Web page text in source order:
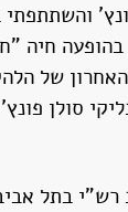
פונץ'
רש"י בתל